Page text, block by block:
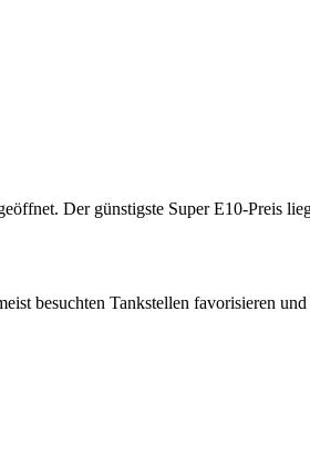
Der günstigste Super E10-Preis
besuchten Tankstellen favorisieren